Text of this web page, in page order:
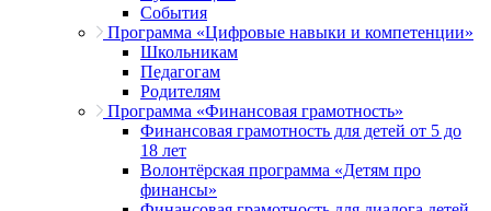
События
Программа «Цифровые навыки и компетенции»
Школьникам
Педагогам
Родителям
Программа «Финансовая грамотность»
Финансовая грамотность для детей от 5 до
18 лет
Волонтёрская программа «Детям про
финансы»